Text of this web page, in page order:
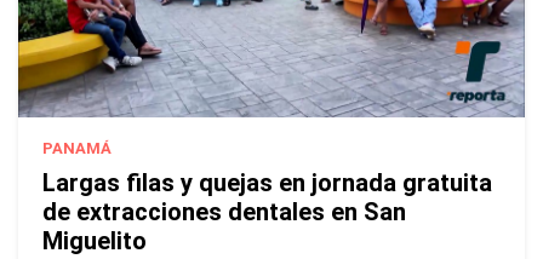
PANAMÁ
Largas filas y quejas en jornada gratuita
de extracciones dentales en San
Miguelito